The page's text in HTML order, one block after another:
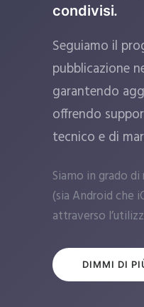
condivisi.
Seguiamo il
pubblicazione
garantendo
offrendo
tecnico e di
Siamo in grado
(sia Android che
attraverso
DIMMI DI